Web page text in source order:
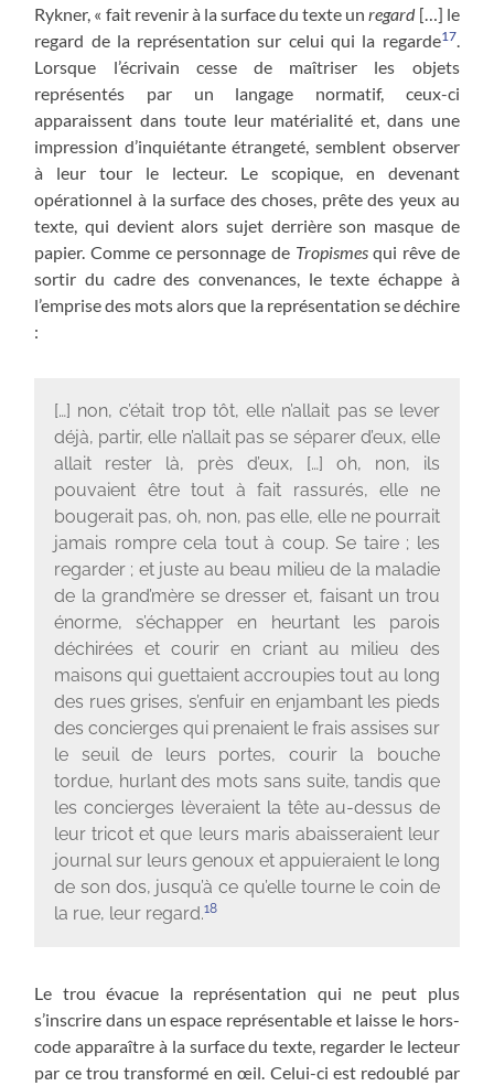
Rykner, « fait revenir à la surface du texte unregard[…] le
regard de la représentation sur celui qui la regarde17.
Lorsque l’écrivain cesse de maîtriser les objets
représentés par un langage normatif, ceux-ci
apparaissent dans toute leur matérialité et, dans une
impression d’inquiétante étrangeté, semblent observer
à leur tour le lecteur. Le scopique, en devenant
opérationnel à la surface des choses, prête des yeux au
texte, qui devient alors sujet derrière son masque de
papier. Comme ce personnage de Tropismesqui rêve de
sortir du cadre des convenances, le texte échappe à
l’emprise des mots alors que la représentation se déchire
:
[…] non, c’était trop tôt, elle n’allait pas se lever
déjà, partir, elle n’allait pas se séparer d’eux, elle
allait rester là, près d’eux, […] oh, non, ils
pouvaient être tout à fait rassurés, elle ne
bougerait pas, oh, non, pas elle, elle ne pourrait
jamais rompre cela tout à coup. Se taire ; les
regarder ; et juste au beau milieu de la maladie
de la grand’mère se dresser et, faisant un trou
énorme, s’échapper en heurtant les parois
déchirées et courir en criant au milieu des
maisons qui guettaient accroupies tout au long
des rues grises, s’enfuir en enjambant les pieds
des concierges qui prenaient le frais assises sur
le seuil de leurs portes, courir la bouche
tordue, hurlant des mots sans suite, tandis que
les concierges lèveraient la tête au-dessus de
leur tricot et que leurs maris abaisseraient leur
journal sur leurs genoux et appuieraient le long
de son dos, jusqu’à ce qu’elle tourne le coin de
la rue, leur regard.18
Le trou évacue la représentation qui ne peut plus
s’inscrire dans un espace représentable et laisse le hors-
code apparaître à la surface du texte, regarder le lecteur
par ce trou transformé en œil. Celui-ci est redoublé par